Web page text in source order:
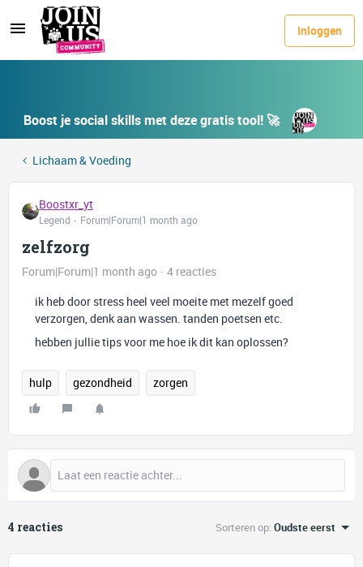
Inloggen
Boost je social skills met deze gratis tool! 🚀
Lichaam & Voeding
Boostxr_yt
Legend Forum|Forum|1 month ago
zelfzorg
Forum|Forum|1 month ago
4 reacties
ik heb door stress heel veel moeite met mezelf goed
verzorgen, denk aan wassen. tanden poetsen etc.
hebben jullie tips voor me hoe ik dit kan oplossen?
hulp gezondheid zorgen
4 reacties Sorteren op:Oudste eerst